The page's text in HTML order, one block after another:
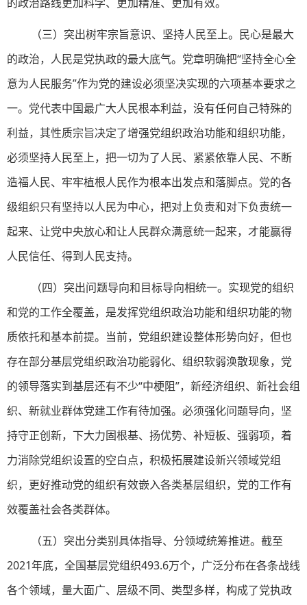
的政治路线更加科学、更加精准、更加有效。
（三）突出树牢宗旨意识、坚持人民至上。民心是最大
的政治，人民是党执政的最大底气。党章明确把“坚持全心全
意为人民服务”作为党的建设必须坚决实现的六项基本要求之
一。党代表中国最广大人民根本利益，没有任何自己特殊的
利益，其性质宗旨决定了增强党组织政治功能和组织功能，
必须坚持人民至上，把一切为了人民、紧紧依靠人民、不断
造福人民、牢牢植根人民作为根本出发点和落脚点。党的各
级组织只有坚持以人民为中心，把对上负责和对下负责统一
起来、让党中央放心和让人民群众满意统一起来，才能赢得
人民信任、得到人民支持。
（四）突出问题导向和目标导向相统一。实现党的组织
和党的工作全覆盖，是发挥党组织政治功能和组织功能的物
质依托和基本前提。当前，党组织建设整体形势向好，但也
存在部分基层党组织政治功能弱化、组织软弱涣散现象，党
的领导落实到基层还有不少“中梗阻”，新经济组织、新社会组
织、新就业群体党建工作有待加强。必须强化问题导向，坚
持守正创新，下大力固根基、扬优势、补短板、强弱项，着
力消除党组织设置的空白点，积极拓展建设新兴领域党组
织，更好推动党的组织有效嵌入各类基层组织，党的工作有
效覆盖社会各类群体。
（五）突出分类别具体指导、分领域统筹推进。截至
2021年底，全国基层党组织493.6万个，广泛分布在各条战线
各个领域，量大面广、层级不同、类型多样，构成了党执政